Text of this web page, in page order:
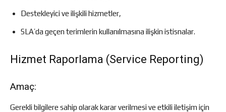
Destekleyici ve ilişkili hizmetler,
SLA’da geçen terimlerin kullanılmasına ilişkin istisnalar.
Hizmet Raporlama (Service Reporting)
Amaç:
Gerekli bilgilere sahip olarak karar verilmesi ve etkili iletişim için